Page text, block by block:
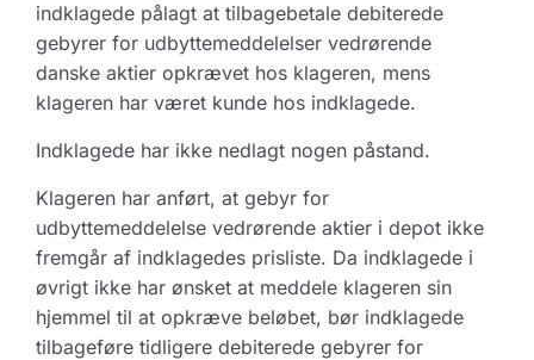
indklagede pålagt at tilbagebetale debiterede
gebyrer for udbyttemeddelelser vedrørende
danske aktier opkrævet hos klageren, mens
klageren har været kunde hos indklagede.
Indklagede har ikke nedlagt nogen påstand.
Klageren har anført, at gebyr for
udbyttemeddelelse vedrørende aktier i depot ikke
fremgår af indklagedes prisliste. Da indklagede i
øvrigt ikke har ønsket at meddele klageren sin
hjemmel til at opkræve beløbet, bør indklagede
tilbageføre tidligere debiterede gebyrer for